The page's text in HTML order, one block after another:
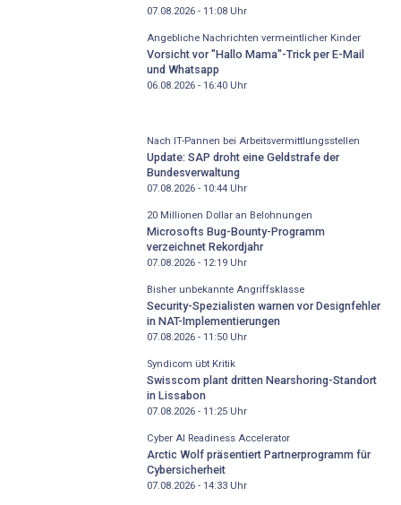
07.08.2026 - 11:08Uhr
Angebliche Nachrichten vermeintlicher Kinder
Vorsicht vor "Hallo Mama"-Trick per E-Mail
und Whatsapp
06.08.2026 - 16:40Uhr
Nach IT-Pannen bei Arbeitsvermittlungsstellen
Update: SAP droht eine Geldstrafe der
Bundesverwaltung
07.08.2026 - 10:44Uhr
20 Millionen Dollar an Belohnungen
Microsofts Bug-Bounty-Programm
verzeichnet Rekordjahr
07.08.2026 - 12:19Uhr
Bisher unbekannte Angriffsklasse
Security-Spezialisten warnen vor Designfehler
in NAT-Implementierungen
07.08.2026 - 11:50Uhr
Syndicom übt Kritik
Swisscom plant dritten Nearshoring-Standort
in Lissabon
07.08.2026 - 11:25Uhr
Cyber AI Readiness Accelerator
Arctic Wolf präsentiert Partnerprogramm für
Cybersicherheit
07.08.2026 - 14:33Uhr